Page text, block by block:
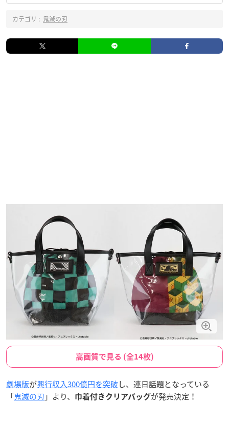
カテゴリ : 鬼滅の刃
高画質で見る (全14枚)
劇場版が興行収入300億円を突破し、連日話題となっている
「鬼滅の刃 」より、 巾着付きクリアバッグが発売決定！